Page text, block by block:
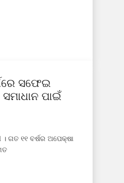
ସଫେଇ
ପାଇଁ
ଗତ ୧୧ ବର୍ଷର ଅପେକ୍ଷା